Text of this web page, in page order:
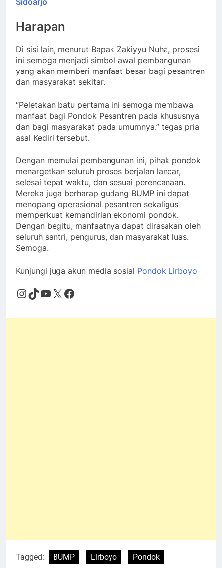
Harapan
Di sisi lain, menurut Bapak Zakiyyu Nuha, prosesi
ini semoga menjadi simbol awal pembangunan
yang akan memberi manfaat besar bagi pesantren
dan masyarakat sekitar.
“Peletakan batu pertama ini semoga membawa
manfaat bagi Pondok Pesantren pada khususnya
dan bagi masyarakat pada umumnya.” tegas pria
asal Kediri tersebut.
Dengan memulai pembangunan ini, pihak pondok
menargetkan seluruh proses berjalan lancar,
selesai tepat waktu, dan sesuai perencanaan.
Mereka juga berharap gudang BUMP ini dapat
menopang operasional pesantren sekaligus
memperkuat kemandirian ekonomi pondok.
Dengan begitu, manfaatnya dapat dirasakan oleh
seluruh santri, pengurus, dan masyarakat luas.
Semoga.
Kunjungi juga akun media sosial Pondok Lirboyo
Instagram
TikTok
YouTube
X Facebook
Tagged: BUMP Lirboyo
Pondok